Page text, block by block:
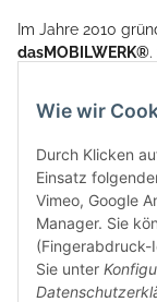
Im Jahre 2010
dasMOBILWERK®
ein Car Cover
weitere Produkte,
sind mit
Wachstumskurs
Geschäftszeiten
Wie wir
Durch Klicken
Einsatz
Vimeo, Google
Manager. Sie
(Fingerabdruck-
Sie unter